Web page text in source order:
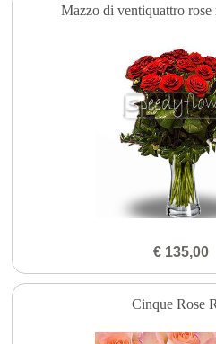
Mazzo di ventiquattro rose
€ 135,00
Cinque Rose